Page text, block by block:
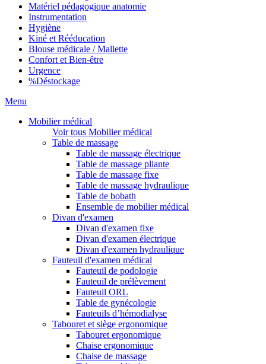
Matériel pédagogique anatomie
Instrumentation
Hygiène
Kiné et Rééducation
Blouse médicale / Mallette
Confort et Bien-être
Urgence
%Déstockage
Menu
Mobilier médical
Voir tous Mobilier médical
Table de massage
Table de massage électrique
Table de massage pliante
Table de massage fixe
Table de massage hydraulique
Table de bobath
Ensemble de mobilier médical
Divan d'examen
Divan d'examen fixe
Divan d'examen électrique
Divan d'examen hydraulique
Fauteuil d'examen médical
Fauteuil de podologie
Fauteuil de prélèvement
Fauteuil ORL
Table de gynécologie
Fauteuils d’hémodialyse
Tabouret et siège ergonomique
Tabouret ergonomique
Chaise ergonomique
Chaise de massage